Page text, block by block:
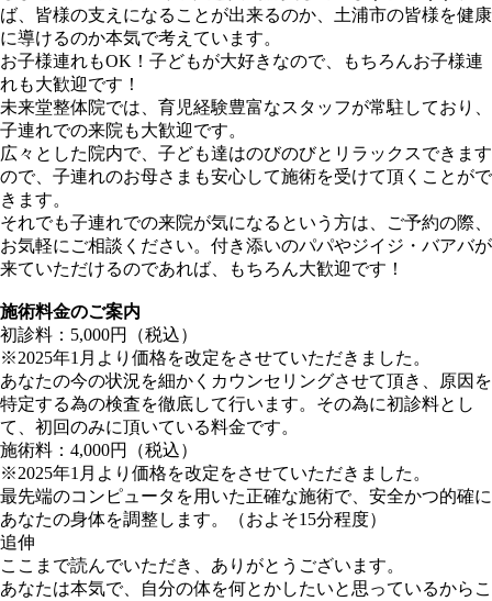
ば、皆様の支えになることが出来るのか、土浦市の皆様を健康
に導けるのか本気で考えています。
お子様連れもOK！ 子どもが大好きなので、もちろんお子様連
れも大歓迎です！
未来堂整体院では、育児経験豊富なスタッフが常駐しており、
子連れでの来院も大歓迎です。
広々とした院内で、子ども達はのびのびとリラックスできます
ので、子連れのお母さまも安心して施術を受けて頂くことがで
きます。
それでも子連れでの来院が気になるという方は、ご予約の際、
お気軽にご相談ください。付き添いのパパやジイジ・バアバが
来ていただけるのであれば、もちろん大歓迎です！
施術料金のご案内
初診料：5,000円（税込）
※2025年1月より価格を改定をさせていただきました。
あなたの今の状況を細かくカウンセリングさせて頂き、原因を
特定する為の検査を徹底して行います。その為に初診料とし
て、初回のみに頂いている料金です。
施術料：4,000円（税込）
※2025年1月より価格を改定をさせていただきました。
最先端のコンピュータを用いた正確な施術で、安全かつ的確に
あなたの身体を調整します。（およそ15分程度）
追伸
ここまで読んでいただき、ありがとうございます。
あなたは本気で、自分の体を何とかしたいと思っているからこ